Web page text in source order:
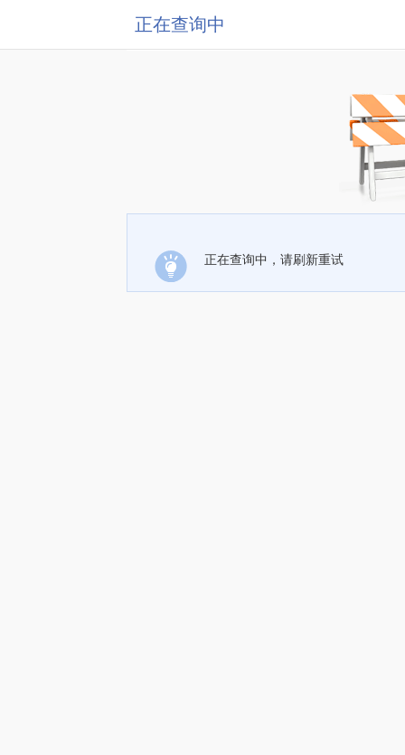
正在查询中
正在查询中，请刷新重试